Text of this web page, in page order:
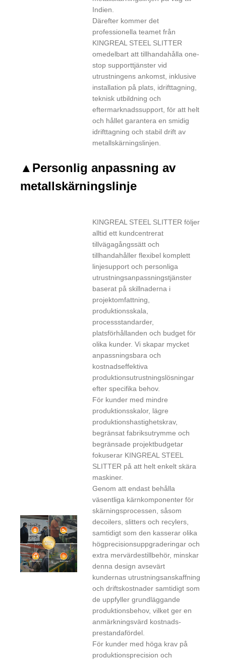
Indien.
Därefter kommer det
professionella teamet från
KINGREAL STEEL SLITTER
omedelbart att tillhandahålla one-
stop supporttjänster vid
utrustningens ankomst, inklusive
installation på plats, idrifttagning,
teknisk utbildning och
eftermarknadssupport, för att helt
och hållet garantera en smidig
idrifttagning och stabil drift av
metallskärningslinjen.
▲ Personlig anpassning av
metallskärningslinje
KINGREAL STEEL SLITTER följer
alltid ett kundcentrerat
tillvägagångssätt och
tillhandahåller flexibel komplett
linjesupport och personliga
utrustningsanpassningstjänster
baserat på skillnaderna i
projektomfattning,
produktionsskala,
processstandarder,
platsförhållanden och budget för
olika kunder. Vi skapar mycket
anpassningsbara och
kostnadseffektiva
produktionsutrustningslösningar
efter specifika behov.
För kunder med mindre
produktionsskalor, lägre
produktionshastighetskrav,
begränsat fabriksutrymme och
begränsade projektbudgetar
fokuserar KINGREAL STEEL
SLITTER på att helt enkelt skära
maskiner.
Genom att endast behålla
väsentliga kärnkomponenter för
skärningsprocessen, såsom
decoilers, slitters och recylers,
samtidigt som den kasserar olika
högprecisionsuppgraderingar och
extra mervärdestillbehör, minskar
denna design avsevärt
kundernas utrustningsanskaffning
och driftskostnader samtidigt som
de uppfyller grundläggande
produktionsbehov, vilket ger en
anmärkningsvärd kostnads-
prestandafördel.
För kunder med höga krav på
produktionsprecision och